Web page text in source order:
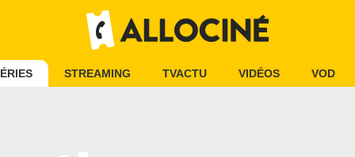
STREAMING TVACTU VIDÉOS VOD